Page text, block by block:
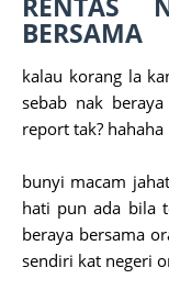
BERSAMA
kalau korang la
sebab nak
report tak? hahaha
bunyi macam
hati pun ada bila
beraya bersama
sendiri kat negeri